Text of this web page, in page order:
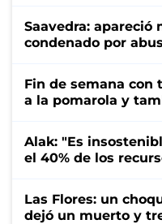
Saavedra: apareció
condenado por
Fin de semana con
a la pomarola y
Alak: "Es
el 40% de los
Las Flores: un
dejó un muerto y